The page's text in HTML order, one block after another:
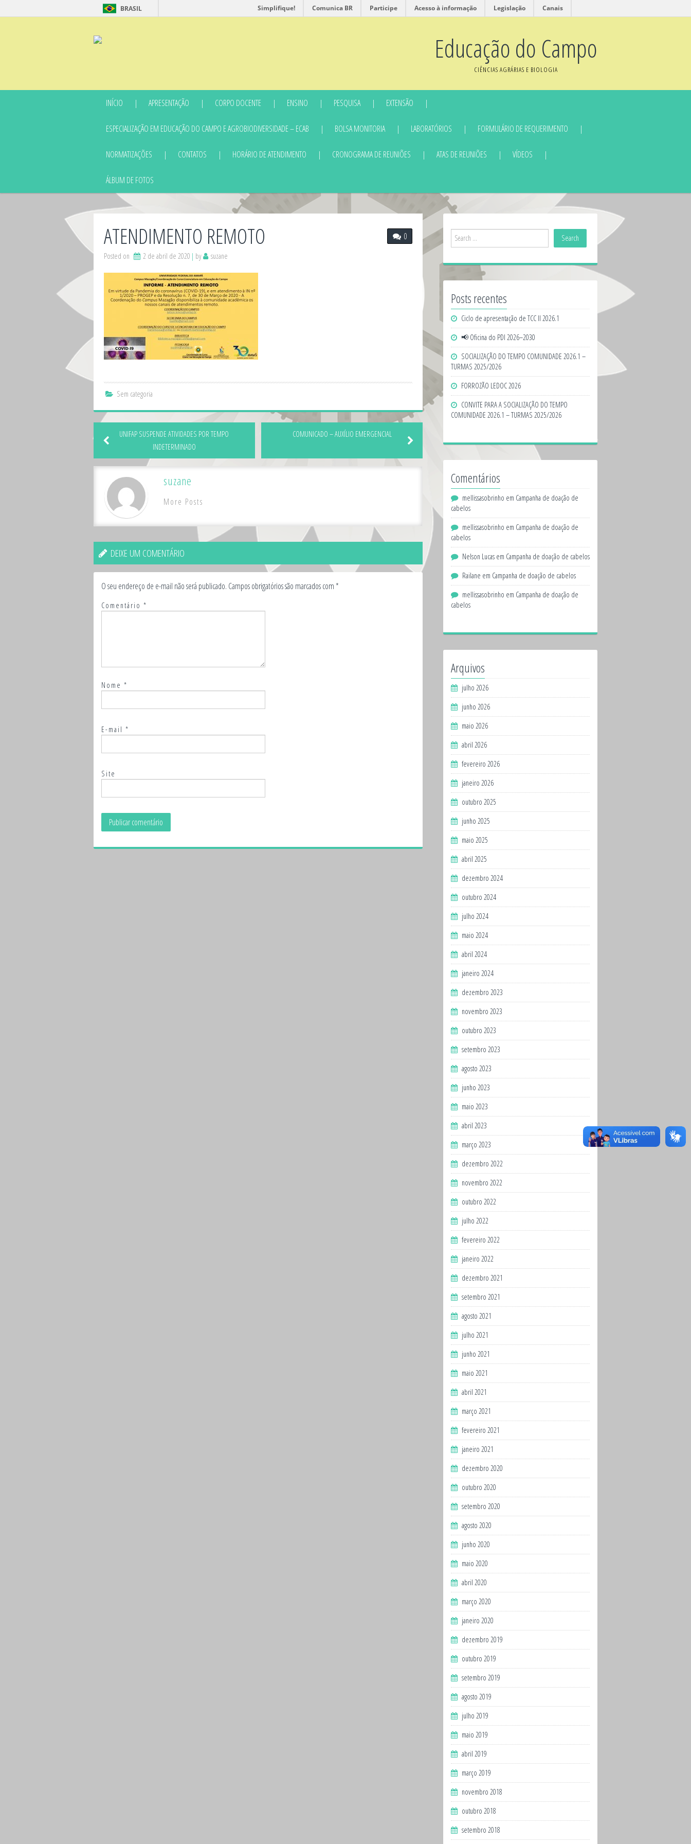
BRASIL Simplifique! Comunica BR Participe Acesso à informação Legislação Canais
Educação do Campo
CIÊNCIAS AGRÁRIAS E BIOLOGIA
INÍCIO APRESENTAÇÃO CORPO DOCENTE ENSINO PESQUISA EXTENSÃO
ESPECIALIZAÇÃO EM EDUCAÇÃO DO CAMPO E AGROBIODIVERSIDADE – ECAB BOLSA MONITORIA LABORATÓRIOS FORMULÁRIO DE REQUERIMENTO
NORMATIZAÇÕES CONTATOS HORÁRIO DE ATENDIMENTO CRONOGRAMA DE REUNIÕES ATAS DE REUNIÕES VÍDEOS
ÁLBUM DE FOTOS
0
ATENDIMENTO REMOTO
Posted on 2 de abril de 2020 by suzane
Sem categoria
UNIFAP SUSPENDE ATIVIDADES POR TEMPO
INDETERMINADO
COMUNICADO – AUXÍLIO EMERGENCIAL
suzane
More Posts
DEIXE UM COMENTÁRIO
O seu endereço de e-mail não será publicado. Campos obrigatórios são marcados com *
Comentário *
Nome *
E-mail *
Site
Posts recentes
Ciclo de apresentação de TCC II 2026.1
📢 Oficina do PDI 2026–2030
SOCIALIZAÇÃO DO TEMPO COMUNIDADE 2026.1 –
TURMAS 2025/2026
FORROZÃO LEDOC 2026
CONVITE PARA A SOCIALIZAÇÃO DO TEMPO
COMUNIDADE 2026.1 – TURMAS 2025/2026
Comentários
mellissasobrinho em Campanha de doação de
cabelos
mellissasobrinho em Campanha de doação de
cabelos
Nelson Lucas em Campanha de doação de cabelos
Railane em Campanha de doação de cabelos
mellissasobrinho em Campanha de doação de
cabelos
Arquivos
julho 2026
junho 2026
maio 2026
abril 2026
fevereiro 2026
janeiro 2026
outubro 2025
junho 2025
maio 2025
abril 2025
dezembro 2024
outubro 2024
julho 2024
maio 2024
abril 2024
janeiro 2024
dezembro 2023
novembro 2023
outubro 2023
setembro 2023
agosto 2023
junho 2023
maio 2023
abril 2023
março 2023
dezembro 2022
novembro 2022
outubro 2022
julho 2022
fevereiro 2022
janeiro 2022
dezembro 2021
setembro 2021
agosto 2021
julho 2021
junho 2021
maio 2021
abril 2021
março 2021
fevereiro 2021
janeiro 2021
dezembro 2020
outubro 2020
setembro 2020
agosto 2020
junho 2020
maio 2020
abril 2020
março 2020
janeiro 2020
dezembro 2019
outubro 2019
setembro 2019
agosto 2019
julho 2019
maio 2019
abril 2019
março 2019
novembro 2018
outubro 2018
setembro 2018